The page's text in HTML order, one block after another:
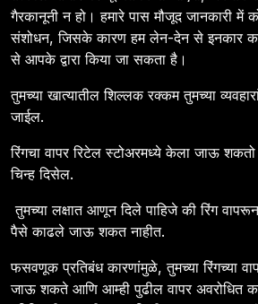
गैरकानूनी न हो। हमारे पास मौजूद जानकारी में
संशोधन, जिसके कारण हम लेन-देन से इनकार
से आपके द्वारा किया जा सकता है।
तुमच्या खात्यातील शिल्लक रक्कम तुमच्या
जाईल.
रिंगचा वापर रिटेल स्टोअरमध्ये केला जाऊ
चिन्ह दिसेल.
तुमच्या लक्षात आणून दिले पाहिजे की रिंग
पैसे काढले जाऊ शकत नाहीत.
फसवणूक प्रतिबंध कारणांमुळे, तुमच्या रिंगच्या
जाऊ शकते आणि आम्ही पुढील वापर अवरोधित